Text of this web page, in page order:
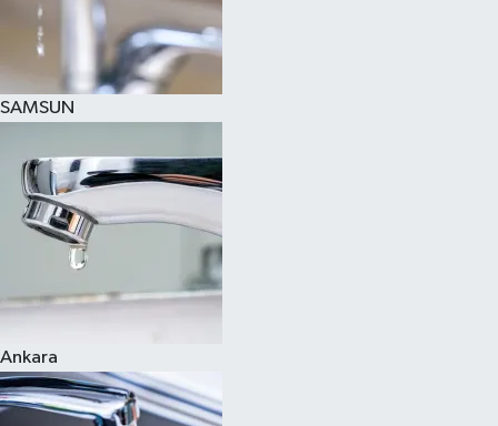
SAMSUN
Ankara